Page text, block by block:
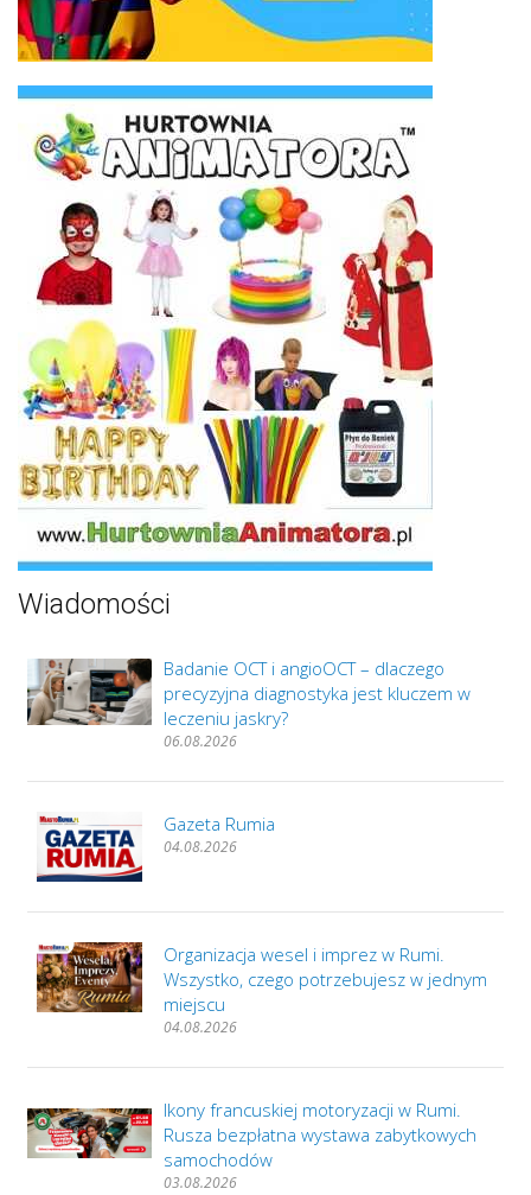
Wiadomości
Badanie OCT i angioOCT – dlaczego
precyzyjna diagnostyka jest kluczem w
leczeniu jaskry?
06.08.2026
Gazeta Rumia
04.08.2026
Organizacja wesel i imprez w Rumi.
Wszystko, czego potrzebujesz w jednym
miejscu
04.08.2026
Ikony francuskiej motoryzacji w Rumi.
Rusza bezpłatna wystawa zabytkowych
samochodów
03.08.2026